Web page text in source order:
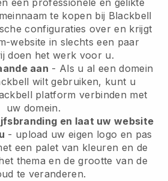
een professionele en gelikte
te kopen bij Blackbell
configuraties over en krijgt
website in slechts een paar
doen het werk voor u.
aan - Als u al een domein
wilt gebruiken, kunt u
platform verbinden met
uw domein.
en laat uw website
- upload uw eigen logo en pas
een palet van kleuren en de
thema en de grootte van de
te veranderen.